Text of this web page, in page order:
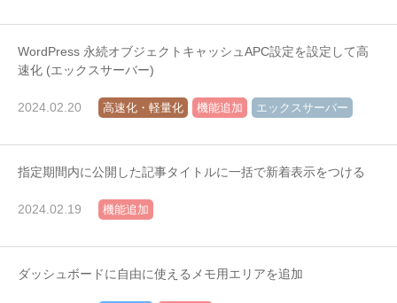
WordPress 永続オブジェクトキャッシュAPC設定を設定して高
速化 (エックスサーバー)
2024.02.20 高速化・軽量化 機能追加 エックスサーバー
指定期間内に公開した記事タイトルに一括で新着表示をつける
2024.02.19 機能追加
ダッシュボードに自由に使えるメモ用エリアを追加